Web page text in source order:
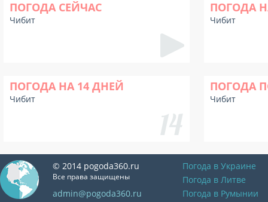
ПОГОДА СЕЙЧАС
Чибит
ПОГОДА
Чибит
ПОГОДА НА 14 ДНЕЙ
Чибит
ПОГОДА
Чибит
© 2014 pogoda360.ru
Все права защищены
admin@pogoda360.ru
Погода в Украине
Погода в Литве
Погода в Румынии